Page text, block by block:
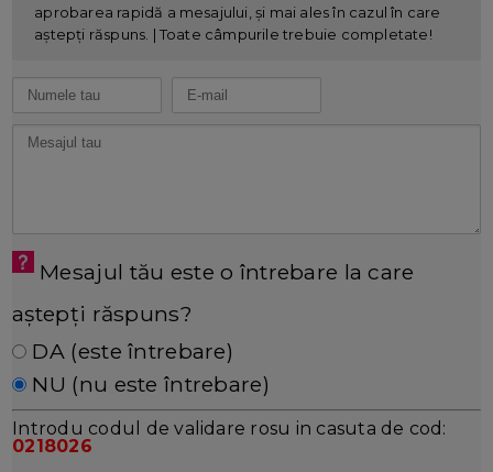
aprobarea rapidă a mesajului, și mai ales în cazul în care
aștepți răspuns. | Toate câmpurile trebuie completate!
Mesajul tău este o întrebare la care
aștepți răspuns?
DA (este întrebare)
NU (nu este întrebare)
Introdu codul de validare rosu in casuta de cod:
0218026